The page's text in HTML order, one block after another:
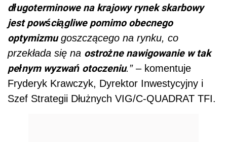
długoterminowe na krajowy rynek skarbowy
jest powściągliwe pomimo obecnego
optymizmugoszczącego na rynku, co
przekłada się na ostrożne nawigowanie w tak
pełnym wyzwań otoczeniu.” – komentuje
Fryderyk Krawczyk, Dyrektor Inwestycyjny i
Szef Strategii Dłużnych VIG/C-QUADRAT TFI.